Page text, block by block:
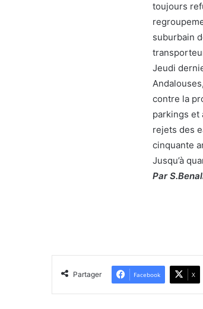
toujours
suburbain
Jeudi
contre la
parkings et
rejets des
cinquante
Jusqu’à
Par
Partager Facebook X